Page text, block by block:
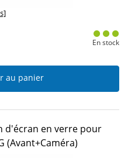
En stock
au panier
d'écran en verre pour
(Avant+Caméra)